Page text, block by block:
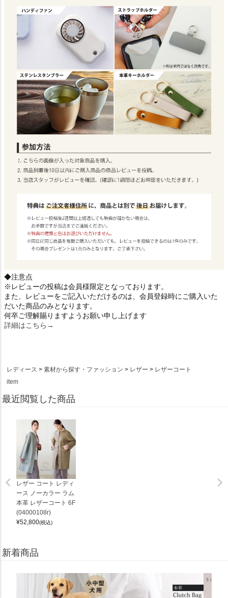
◆注意点
※レビューの投稿は会員様限定となっております。
また、レビューをご記入いただけるのは、会員登録時にご購入いた
だいた商品のみとなります。
何卒ご理解賜りますようお願い申し上げます
詳細はこちら→
レディース 素材から探す・ファッション レザー
レザーコート
item
最近閲覧した商品
レザー コート レディ
ース ノーカラー ラム
本革 レザーコート 6F
(04000108r)
¥52,800(税込)
新着商品